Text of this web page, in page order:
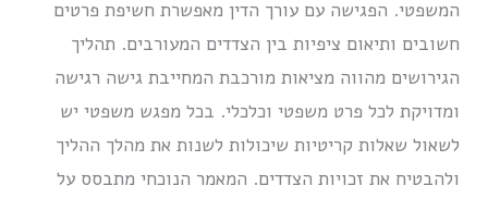
המשפטי. הפגישה עם עורך הדין מאפשרת חשיפת פרטים
חשובים ותיאום ציפיות בין הצדדים המעורבים. תהליך
הגירושים מהווה מציאות מורכבת המחייבת גישה רגישה
ומדויקת לכל פרט משפטי וכלכלי. בכל מפגש משפטי יש
לשאול שאלות קריטיות שיכולות לשנות את מהלך ההליך
ולהבטיח את זכויות הצדדים. המאמר הנוכחי מתבסס על